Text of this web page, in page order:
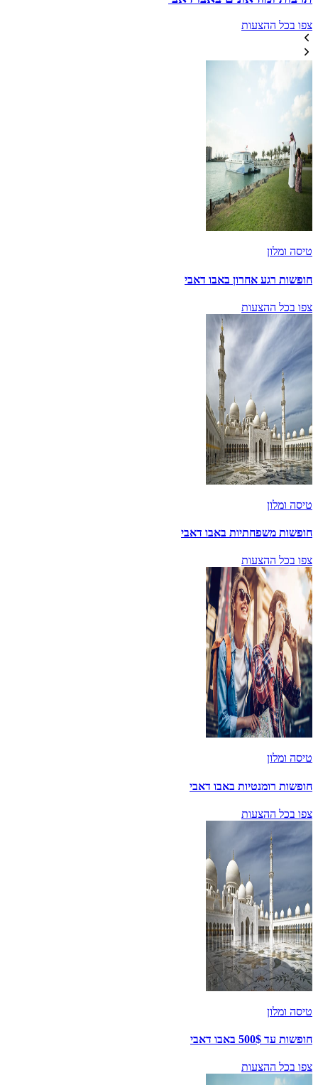
צפו בכל ההצעות
טיסה ומלון
חופשות רגע אחרון באבו דאבי
צפו בכל ההצעות
טיסה ומלון
חופשות משפחתיות באבו דאבי
צפו בכל ההצעות
טיסה ומלון
חופשות רומנטיות באבו דאבי
צפו בכל ההצעות
טיסה ומלון
חופשות עד 500$ באבו דאבי
צפו בכל ההצעות